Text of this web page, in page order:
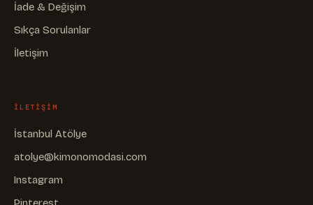
İade & Değişim
Sıkça Sorulanlar
İletişim
ILETIŞIM
İstanbul Atölye
atolye@kimonomodasi.com
Instagram